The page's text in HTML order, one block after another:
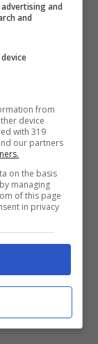
and
and
from
device
with 319
our partners
on the basis
managing
of this page
in privacy